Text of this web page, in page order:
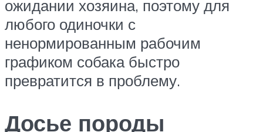
ожидании хозяина, поэтому для
любого одиночки с
ненормированным рабочим
графиком собака быстро
превратится в проблему.
Досье породы